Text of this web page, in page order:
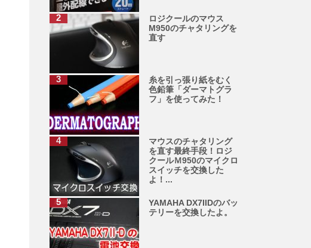
ロジクールのマウス
M950のチャタリングを
直す
糸を引っ張り紙をむく
色鉛筆「ダーマトグラ
フ」を使ってみた！
マウスのチャタリング
を直す最終手段！ロジ
クールＭ950のマイクロ
スイッチを交換した
よ！...
YAMAHA DX7IIDのバッ
テリーを交換したよ。